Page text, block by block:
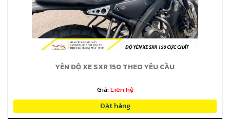
YÊN ĐỘ XE SXR 150 THEO YÊU CẦU
Giá:Liên hệ
Đặt hàng